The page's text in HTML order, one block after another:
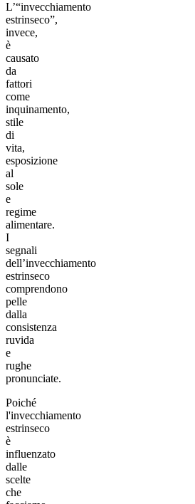
L’“invecchiamento
estrinseco”,
invece,
è
causato
da
fattori
come
inquinamento,
stile
di
vita,
esposizione
al
sole
e
regime
alimentare.
I
segnali
dell’invecchiamento
estrinseco
comprendono
pelle
dalla
consistenza
ruvida
e
rughe
pronunciate.
Poiché
l'invecchiamento
estrinseco
è
influenzato
dalle
scelte
che